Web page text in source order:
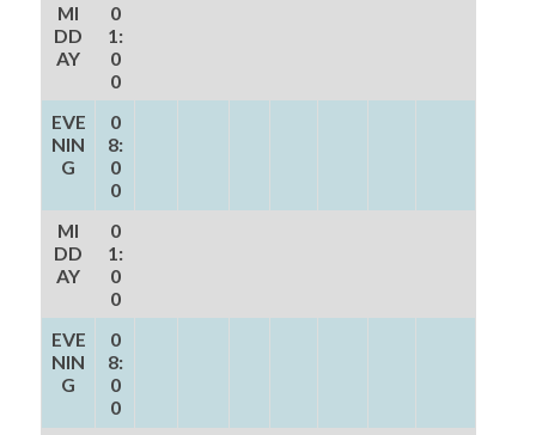
MI
DD
AY
0
1:
0
0
EVE
NIN
G
0
8:
0
0
MI
DD
AY
0
1:
0
0
EVE
NIN
G
0
8:
0
0